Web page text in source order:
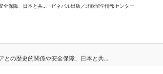
保障、日本と共... | ビネバル出版／北欧留学情報センター
との歴史的関係や安全保障、日本と共...